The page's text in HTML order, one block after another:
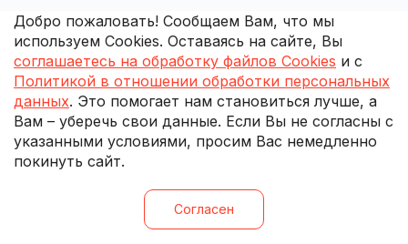
Добро пожаловать! Сообщаем Вам, что мы
используем Cookies. Оставаясь на сайте, Вы
соглашаетесь на обработку файлов Cookies и с
Политикой в отношении обработки персональных
данных. Это помогает нам становиться лучше, а
Вам – уберечь свои данные. Если Вы не согласны с
указанными условиями, просим Вас немедленно
покинуть сайт.
Согласен